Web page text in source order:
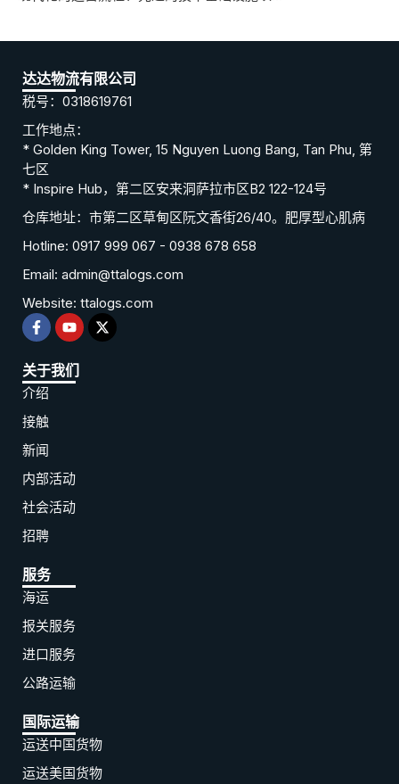
达达物流有限公司
税号：0318619761
工作地点：
* Golden King Tower, 15 Nguyen Luong Bang, Tan Phu, 第
七区
* Inspire Hub，第二区安来洞萨拉市区B2 122-124号
仓库地址：市第二区草甸区阮文香街26/40。肥厚型心肌病
Hotline: 0917 999 067 - 0938 678 658
Email: admin@ttalogs.com
Website: ttalogs.com
关于我们
介绍
接触
新闻
内部活动
社会活动
招聘
服务
海运
报关服务
进口服务
公路运输
国际运输
运送中国货物
运送美国货物